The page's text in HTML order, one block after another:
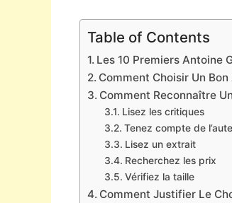
Table of Contents
Les 10 Premiers Antoine
Comment Choisir Un
Comment Reconnaître
Lisez les critiques
Tenez compte de
Lisez un extrait
Recherchez les prix
Vérifiez la taille
Comment Justifier Le